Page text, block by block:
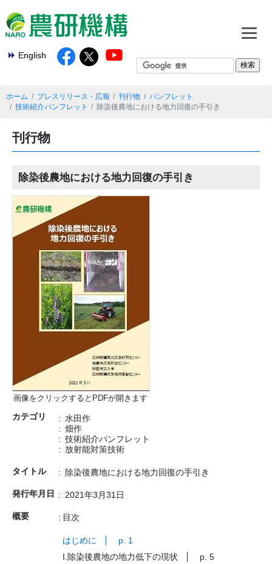
English
ホーム プレスリリース・広報 刊行物
パンフレット
技術紹介パンフレット
除染後農地における地力回復の手引き
刊行物
除染後農地における地力回復の手引き
画像をクリックするとPDFが開きます
カテゴリ
水田作
畑作
技術紹介パンフレット
放射能対策技術
タイトル 除染後農地における地力回復の手引き
発行年月日 2021年3月31日
概要 目次
はじめに
p. 1
I.除染後農地の地力低下の現状
p. 5